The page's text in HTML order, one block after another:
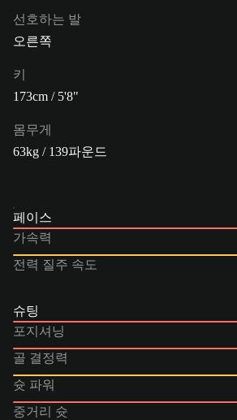
선호하는 발
오른쪽
키
173cm / 5'8"
몸무게
63kg / 139파운드
페이스
가속력
전력 질주 속도
슈팅
포지셔닝
골 결정력
슛 파워
중거리 슛